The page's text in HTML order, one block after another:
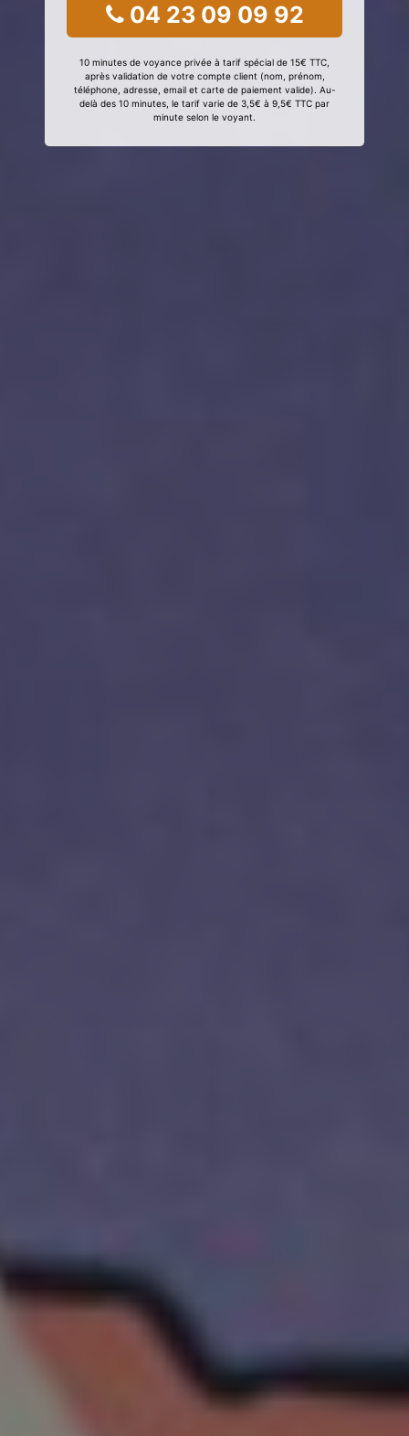
04 23 09 09 92
10 minutes de voyance privée à tarif spécial de 15€ TTC,
après validation de votre compte client (nom, prénom,
téléphone, adresse, email et carte de paiement valide). Au-
delà des 10 minutes, le tarif varie de 3,5€ à 9,5€ TTC par
minute selon le voyant.